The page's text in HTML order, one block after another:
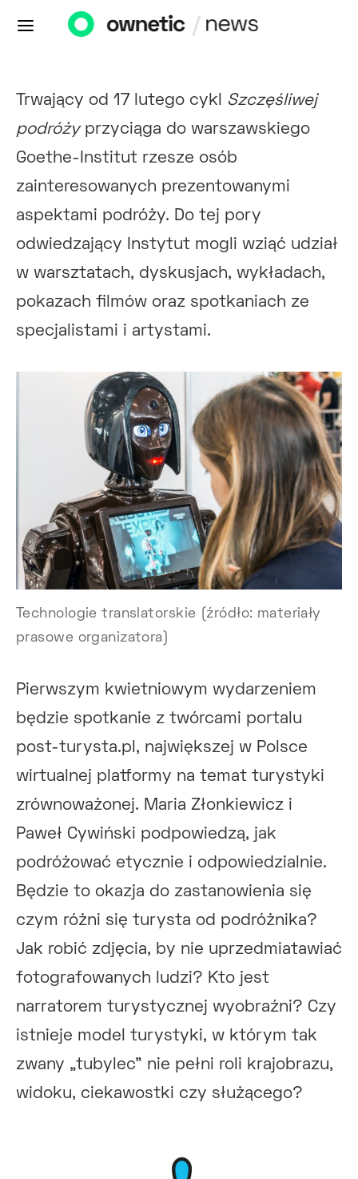
Trwający od 17 lutego cykl
Szczęśliwej
podróżyprzyciąga do warszawskiego
Goethe-Institut rzesze osób
zainteresowanych prezentowanymi
aspektami podróży. Do tej pory
odwiedzający Instytut mogli wziąć udział
w warsztatach, dyskusjach, wykładach,
pokazach filmów oraz spotkaniach ze
specjalistami i artystami.
Technologie translatorskie (źródło: materiały
prasowe organizatora)
Pierwszym kwietniowym wydarzeniem
będzie spotkanie z twórcami portalu
post-turysta.pl, największej w Polsce
wirtualnej platformy na temat turystyki
zrównoważonej. Maria Złonkiewicz i
Paweł Cywiński podpowiedzą, jak
podróżować etycznie i odpowiedzialnie.
Będzie to okazja do zastanowienia się
czym różni się turysta od podróżnika?
Jak robić zdjęcia, by nie uprzedmiatawiać
fotografowanych ludzi? Kto jest
narratorem turystycznej wyobraźni? Czy
istnieje model turystyki, w którym tak
zwany „tubylec” nie pełni roli krajobrazu,
widoku, ciekawostki czy służącego?